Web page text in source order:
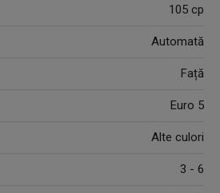
105 cp
Automată
Față
Euro 5
Alte culori
3 - 6